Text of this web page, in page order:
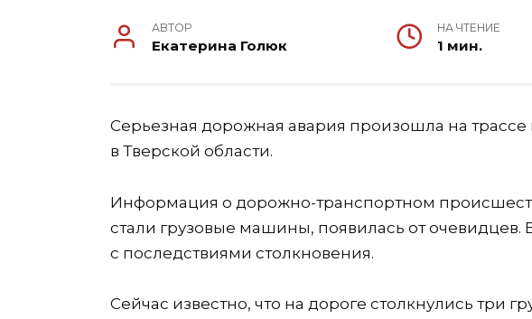
АВТОР
Екатерина Голюк
НА ЧТЕНИЕ
1 мин.
Серьезная дорожная авария произошла на
в Тверской области.
Информация о дорожно-транспортном
стали грузовые машины, появилась от очевидцев.
с последствиями столкновения.
Сейчас известно, что на дороге столкнулись три